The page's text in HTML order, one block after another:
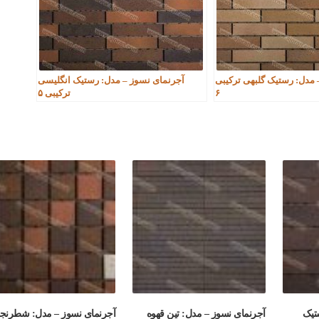
مدل: رستیک گلبهی ترکیبی
۶
آجرنمای نسوز – مدل: رستیک انگلیسی
ترکیبی ۵
آجرنمای نسوز – مدل: تین قهوه
آجرنمای نسوز – مدل: